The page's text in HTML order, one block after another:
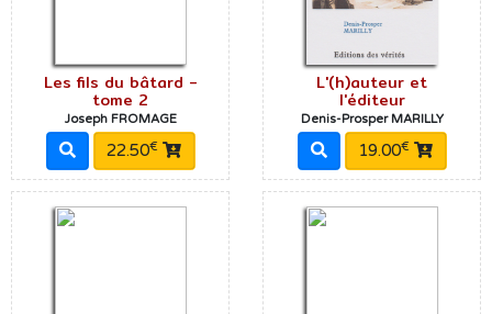
Les fils du bâtard -
tome 2
Joseph FROMAGE
22.50€
L'(h)auteur et
l'éditeur
Denis-Prosper MARILLY
19.00€